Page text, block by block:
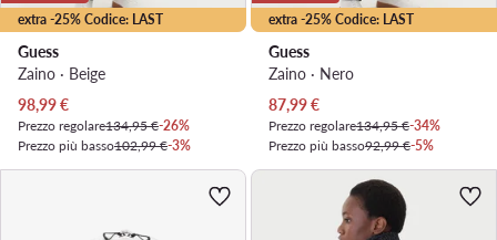
extra -25% Codice: LAST
Guess
Zaino · Beige
Prezzo attuale
98,99€
Prezzo regolare134,95 €-26%
Prezzo più basso102,99 €-3%
extra -25% Codice: LAST
Guess
Zaino · Nero
Prezzo attuale
87,99€
Prezzo regolare134,95 €-34%
Prezzo più basso92,99 €-5%